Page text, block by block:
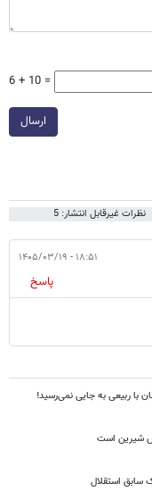
6 + 10 =
ارسال
نظرات غیرقابل انتشار: 5
۱۸:۵۱ - ۱۴۰۵/۰۳/۱۹
پاسخ
با ربیعی به جایی نمی‌رسید!
شیرین است
سابق استقلال